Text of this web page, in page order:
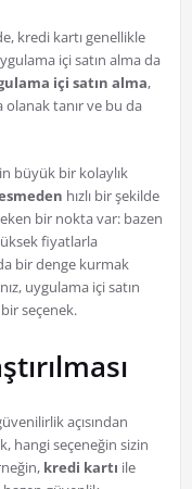
kredi kartı genellikle
içi satın alma da
içi satın alma,
tanır ve bu da
büyük bir kolaylık
hızlı bir şekilde
bir nokta var: bazen
fiyatlarla
bir denge kurmak
uygulama içi satın
seçenek.
açısından
hangi seçeneğin sizin
kredi kartı ile